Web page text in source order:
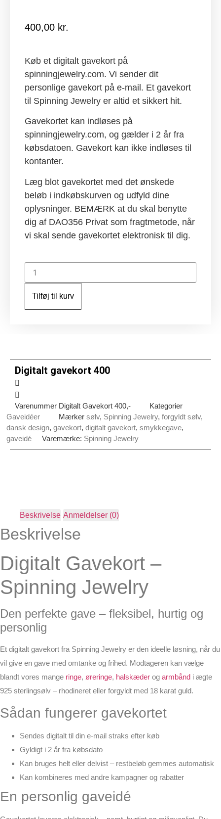
400,00 kr.
Køb et digitalt gavekort på
spinningjewelry.com. Vi sender dit
personlige gavekort på e-mail. Et gavekort
til Spinning Jewelry er altid et sikkert hit.
Gavekortet kan indløses på
spinningjewelry.com, og gælder i 2 år fra
købsdatoen. Gavekort kan ikke indløses til
kontanter.
Læg blot gavekortet med det ønskede
beløb i indkøbskurven og udfyld dine
oplysninger. BEMÆRK at du skal benytte
dig af DAO356 Privat som fragtmetode, når
vi skal sende gavekortet elektronisk til dig.
Digitalt
gavekort
400
Tilføj til kurv
Digitalt gavekort 400
Varenummer Digitalt Gavekort 400,-
Kategorier
Gaveidéer
Mærker sølv, Spinning Jewelry, forgyldt sølv,
dansk design, gavekort, digitalt gavekort, smykkegave,
gaveidé
Varemærke: Spinning Jewelry
Beskrivelse Anmeldelser (0)
Beskrivelse
Digitalt Gavekort –
Spinning Jewelry
Den perfekte gave – fleksibel, hurtig og
personlig
Et digitalt gavekort fra Spinning Jewelry er den ideelle løsning, når du
vil give en gave med omtanke og frihed. Modtageren kan vælge
blandt vores mange ringe, øreringe, halskæder og armbånd i ægte
925 sterlingsølv – rhodineret eller forgyldt med 18 karat guld.
Sådan fungerer gavekortet
Sendes digitalt til din e-mail straks efter køb
Gyldigt i 2 år fra købsdato
Kan bruges helt eller delvist – restbeløb gemmes automatisk
Kan kombineres med andre kampagner og rabatter
En personlig gaveidé